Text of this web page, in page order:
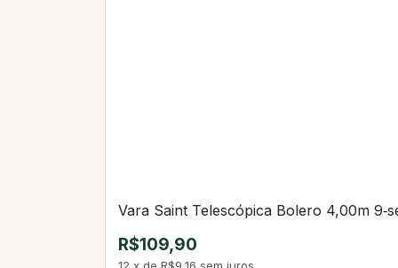
Vara Saint Telescópica Bolero 4,00m
R$109,90
12 x de R$9,16 sem juros